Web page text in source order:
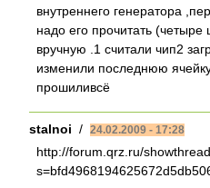
внутреннего генератора
надо его прочитать
вручную .1 считали чип2
изменили последнюю
прошиливсё
stalnoi / 24.02.2009 - 17:28
http://forum.qrz.ru/